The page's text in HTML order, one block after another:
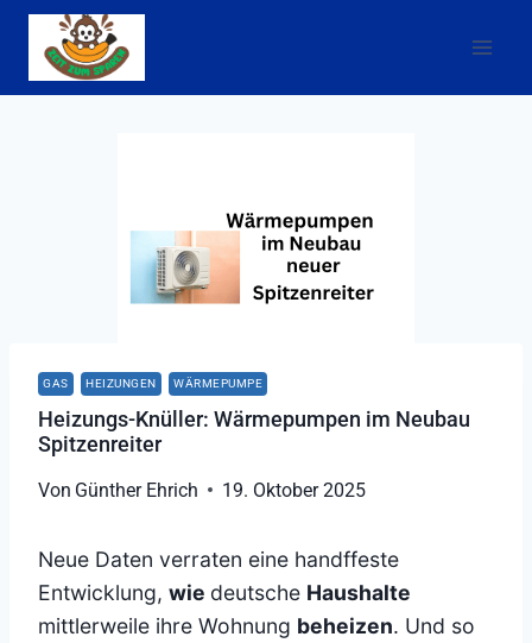
Zum
Inhalt
springen
GAS HEIZUNGEN WÄRMEPUMPE
Heizungs-Knüller: Wärmepumpen im Neubau
Spitzenreiter
Von Günther Ehrich 19. Oktober 2025
Neue Daten verraten eine handffeste
Entwicklung, wie deutsche Haushalte
mittlerweile ihre Wohnung beheizen. Und so